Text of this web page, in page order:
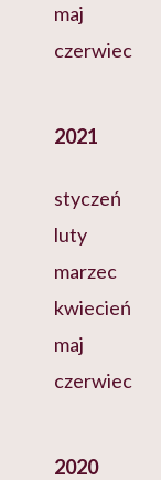
maj
czerwiec
2021
styczeń
luty
marzec
kwiecień
maj
czerwiec
2020